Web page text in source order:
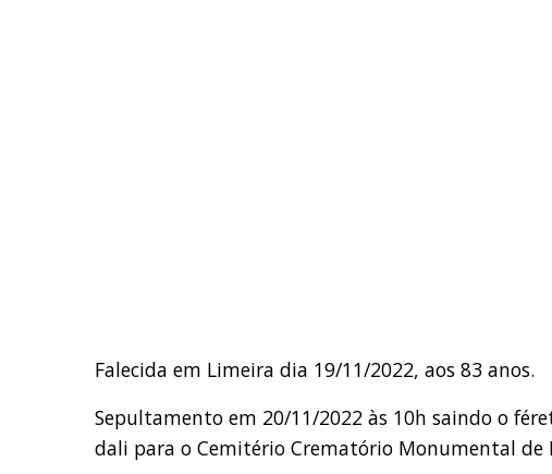
Falecida em Limeira dia 19/11/2022, aos 83 anos.
Sepultamento em 20/11/2022 às 10h saindo o
dali para o Cemitério Crematório Monumental de